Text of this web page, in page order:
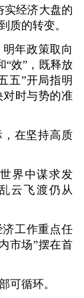
实经济大盘的
质的转变。
年政策取向
“效”，既释放
五”开局指明
时与势的准
，在坚持高质
界中谋求发
云飞渡仍从
济工作重点任
市场”摆在首
可循环。